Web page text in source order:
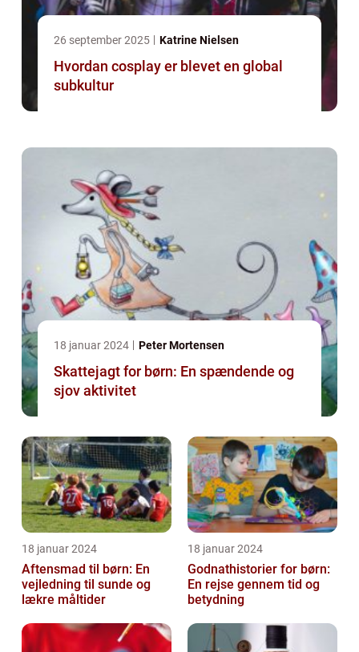
26 september 2025 Katrine Nielsen
Hvordan cosplay er blevet en global
subkultur
18 januar 2024 Peter Mortensen
Skattejagt for børn: En spændende og
sjov aktivitet
18 januar 2024
Aftensmad til børn: En
vejledning til sunde og
lækre måltider
18 januar 2024
Godnathistorier for børn:
En rejse gennem tid og
betydning